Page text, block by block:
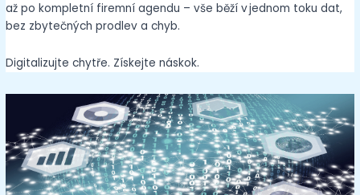
až po kompletní firemní agendu – vše běží v jednom toku dat,
bez zbytečných prodlev a chyb.
Digitalizujte chytře. Získejte náskok.